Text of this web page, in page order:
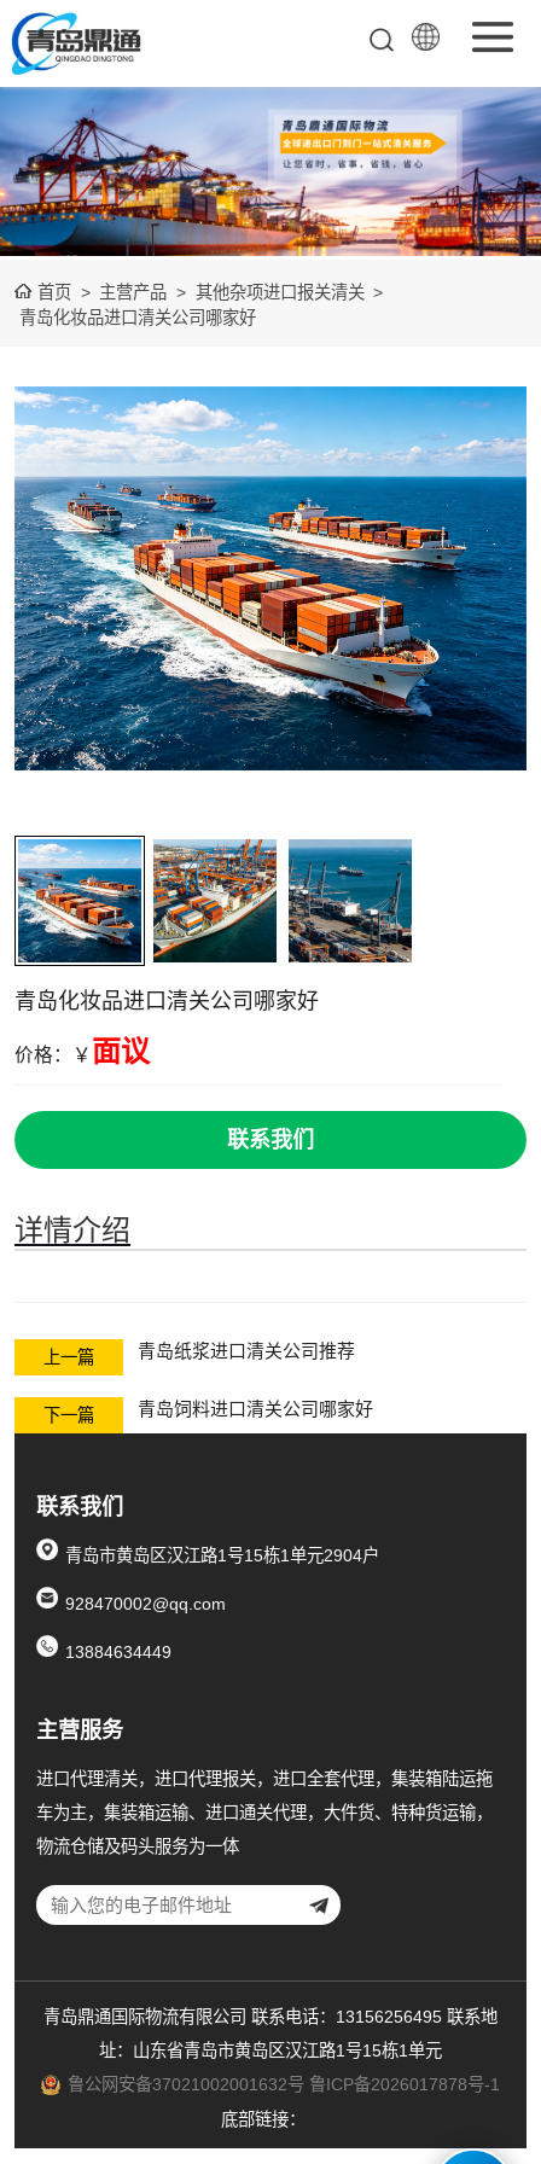
首页 > 主营产品 > 其他杂项进口报关清关 >
青岛化妆品进口清关公司哪家好
青岛化妆品进口清关公司哪家好
价格：￥ 面议
联系我们
详情介绍
上一篇 青岛纸浆进口清关公司推荐
下一篇 青岛饲料进口清关公司哪家好
联系我们
青岛市黄岛区汉江路1号15栋1单元2904户
928470002@qq.com
13884634449
主营服务
进口代理清关，进口代理报关，进口全套代理，集装箱陆运拖
车为主，集装箱运输、进口通关代理，大件货、特种货运输，
物流仓储及码头服务为一体
青岛鼎通国际物流有限公司 联系电话：13156256495 联系地
址：山东省青岛市黄岛区汉江路1号15栋1单元
鲁公网安备37021002001632号 鲁ICP备2026017878号-1
底部链接：
矿产品进口报关
清关
农副产品进口报
关清关
水产冻品进口报
关
化妆品进口报关
食品进口报关
其他杂项进口报
关清关